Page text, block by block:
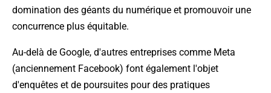
domination des géants du numérique et promouvoir une
concurrence plus équitable.
Au-delà de Google, d'autres entreprises comme Meta
(anciennement Facebook) font également l'objet
d'enquêtes et de poursuites pour des pratiques